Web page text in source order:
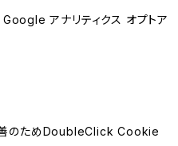
アナリティクス オプトア
善のためDoubleClick Cookie